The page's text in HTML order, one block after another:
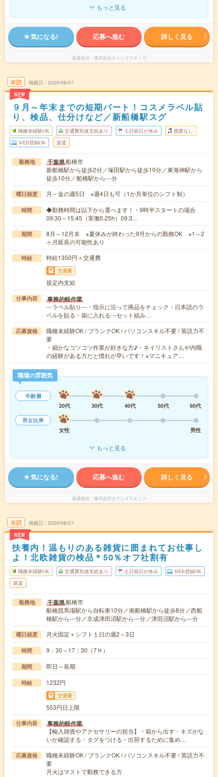
もっと見る
気になる! 応募へ進む 詳しく見る
派遣会社 株式会社カインズスタッフ
未読
NEW
掲載日 2026/08/07
９月～年末までの短期パート！コスメラベル貼
り、検品、仕分けなど／新船橋駅スグ
職種未経験OK 交通費別途支給あり 土日祝日が休み 残業なし
WEB登録OK 派遣
勤務地 千葉県船橋市
新船橋駅から徒歩2分／塚田駅から徒歩10分／東海神駅から
徒歩10分／船橋駅から---分
曜日頻度 月～金の週5日 ※週4日も可（1か月単位のシフト制）
時間
◆勤務時間は以下から選べます！・9時半スタートの場合
09:30～15:45（実働5.25h）09:3…
期間
8月～12月末 ※夏休みが終わった9月からの勤務OK ※1～2
ヶ月延長の可能性あり
時給 時給1350円＋交通費
交通費
規定内支給
仕事内容 事務的軽作業
---ラベル貼り---・指示に沿って商品をチェック・日本語のラ
ベルを貼る・箱に入れる---セット組み…
応募資格
職種未経験OK / ブランクOK / パソコンスキル不要 / 英語力不
要
・細かなコツコツ作業が好きな方♪・ネイリストさんや内職
の経験がある方だと慣れが早いです！※マニキュア…
職場の雰囲気
年齢層
20代
30代 40代 50代
60代
男女比率
女性
男性
もっと見る
気になる! 応募へ進む 詳しく見る
派遣会社 株式会社カインズスタッフ
未読
NEW
掲載日 2026/08/07
扶養内！温もりのある雑貨に囲まれてお仕事し
よ！北欧雑貨の検品＊50％オフ社割有
職種未経験OK 交通費別途支給あり 土日祝日が休み WEB登録OK
派遣
勤務地 千葉県船橋市
船橋競馬場駅から自転車10分／南船橋駅から徒歩8分／西船
橋駅から---分／京成津田沼駅から---分／津田沼駅から---分
曜日頻度 月火固定＋シフト１日の週2～3日
時間 9：30～17：30（7Ｈ）
期間 即日～長期
時給 1232円
交通費
553円日上限
仕事内容 事務的軽作業
【輸入雑貨やアクセサリーの担当】・箱から出す・キズがな
いか確認する・タグをつける・出荷するために集め…
応募資格
職種未経験OK / ブランクOK / パソコンスキル不要 / 英語力不
要
月火はマストで勤務できる方